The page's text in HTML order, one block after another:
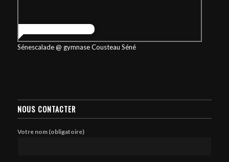
Sénescalade @ gymnase Cousteau Séné
NOUS CONTACTER
Votre nom (obligatoire)